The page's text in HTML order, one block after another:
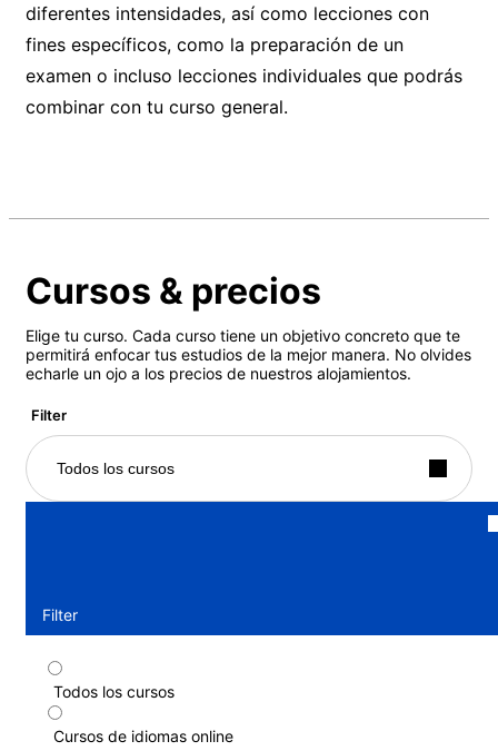
diferentes intensidades, así como lecciones con
fines específicos, como la preparación de un
examen o incluso lecciones individuales que podrás
combinar con tu curso general.
Cursos & precios
Elige tu curso. Cada curso tiene un objetivo concreto que te
permitirá enfocar tus estudios de la mejor manera. No olvides
echarle un ojo a los precios de nuestros alojamientos.
Filter
Todos los cursos
Filter
Todos los cursos
Cursos de idiomas online
Curso privado, 10 lecciones/semana
Duración: 1 - 52 semanas